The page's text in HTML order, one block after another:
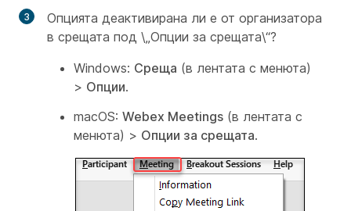
Опцията деактивирана ли е от организатора
в срещата под \„ Опции за срещата\“?
Windows: Среща (в лентата с менюта)
> Опции.
macOS: Webex Meetings (в лентата с
менюта) > Опции за срещата.